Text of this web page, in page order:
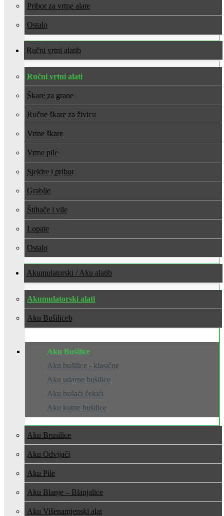
Pribor za vrtne alate
Ostalo
Ručni vrtni alati
Ručni vrtni alati
Škare za grane
Ručne škare za živicu
Vrtne škare
Vrtne pile
Sjekire i pribor
Grablje
Štihače i vile
Lopate
Ostalo
Akumulatorski / Aku alati
Akumulatorski alati
Aku Bušilice
Aku Bušilice
Aku bušilice - klasične
Aku udarne bušilice
Aku bušaći čekići
Aku kutne bušilice
Aku Brusilice
Aku Odvijači
Aku Pile
Aku Blanje – Blanjalice
Aku Višenamjenski alat